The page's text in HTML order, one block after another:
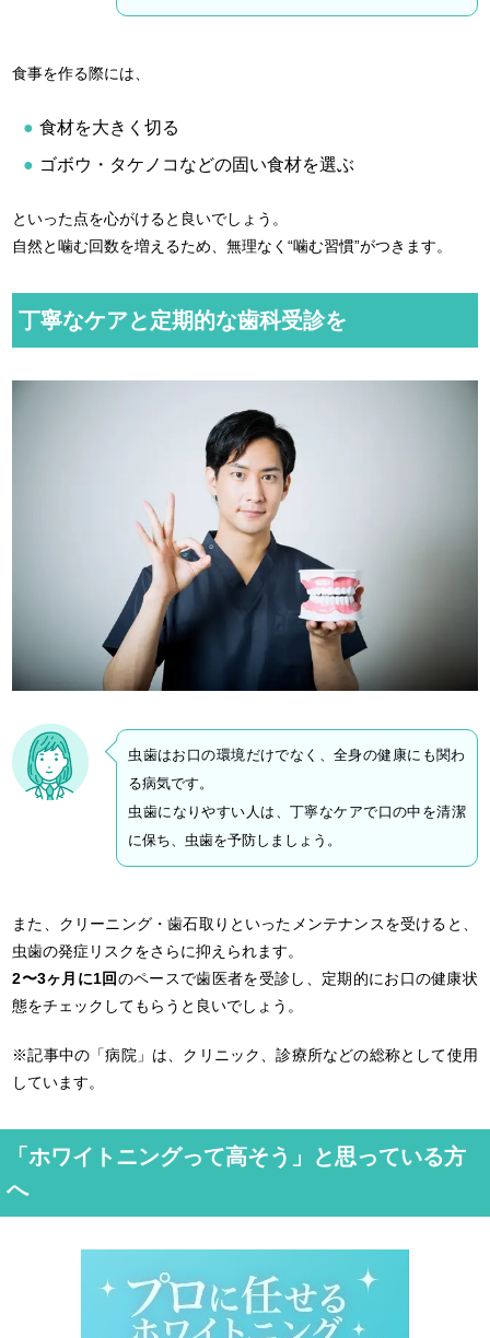
食事を作る際には、
食材を大きく切る
ゴボウ・タケノコなどの固い食材を選ぶ
といった点を心がけると良いでしょう。
自然と噛む回数を増えるため、無理なく“噛む習慣”がつきます。
丁寧なケアと定期的な歯科受診を
虫歯はお口の環境だけでなく、全身の健康にも関わ
る病気です。
虫歯になりやすい人は、丁寧なケアで口の中を清潔
に保ち、虫歯を予防しましょう。
また、クリーニング・歯石取りといったメンテナンスを受けると、
虫歯の発症リスクをさらに抑えられます。
2〜3ヶ月に1回のペースで歯医者を受診し、定期的にお口の健康状
態をチェックしてもらうと良いでしょう。
※記事中の「病院」は、クリニック、診療所などの総称として使用
しています。
「ホワイトニングって高そう」と思っている方
へ